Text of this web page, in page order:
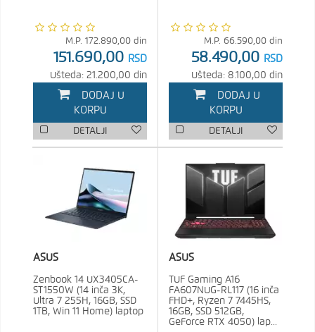
M.P. 172.890,00 din
151.690,00 RSD
Ušteda: 21.200,00 din
DODAJ U
KORPU
DETALJI
M.P. 66.590,00 din
58.490,00 RSD
Ušteda: 8.100,00 din
DODAJ U
KORPU
DETALJI
ASUS
Zenbook 14 UX3405CA-
ST1550W (14 inča 3K,
Ultra 7 255H, 16GB, SSD
1TB, Win 11 Home) laptop
ASUS
TUF Gaming A16
FA607NUG-RL117 (16 inča
FHD+, Ryzen 7 7445HS,
16GB, SSD 512GB,
GeForce RTX 4050) lap...